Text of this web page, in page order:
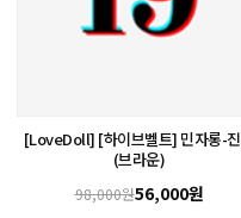
[LoveDoll] [하이브벨트] 민자롱-
(브라운)
98,000원56,000원